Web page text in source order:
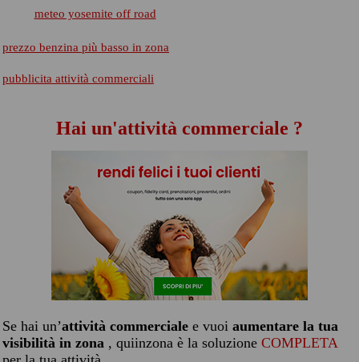
meteo yosemite off road
prezzo benzina più basso in zona
pubblicita attività commerciali
Hai un'attività commerciale ?
Se hai un’attività commerciale e vuoi aumentare la tua
visibilità in zona , quiinzona è la soluzione COMPLETA